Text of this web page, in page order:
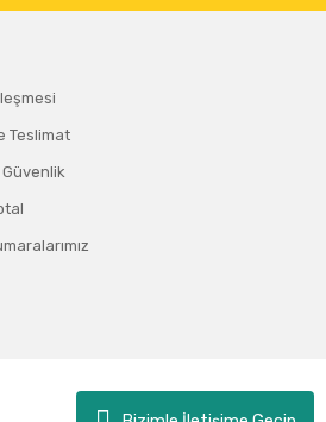
Teslimat